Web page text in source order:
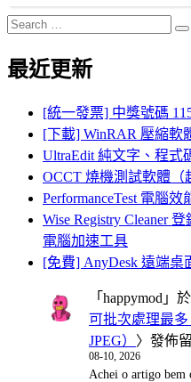
Search
for:
最近更新
[統一發票] 中獎號碼
[下載] WinRAR 壓縮軟
UltraEdit 純文字、程式
OCCT 燒機測試軟體（
PerformanceTest 電腦
Wise Registry Cleaner
電腦加速工具
[免費] AnyDesk 遠端桌
「 happymod 」
可批次處理最多
JPEG） 〉發佈
08-10, 2026
Achei o artigo bem